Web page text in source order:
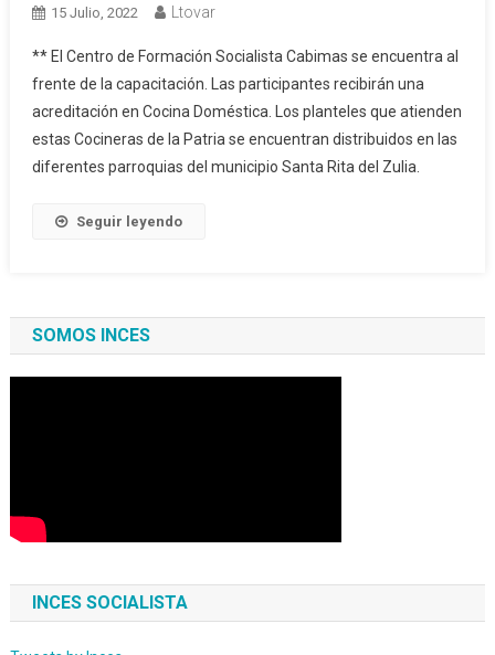
15 Julio, 2022 Ltovar
** El Centro de Formación Socialista Cabimas se encuentra al
frente de la capacitación. Las participantes recibirán una
acreditación en Cocina Doméstica. Los planteles que atienden
estas Cocineras de la Patria se encuentran distribuidos en las
diferentes parroquias del municipio Santa Rita del Zulia.
Seguir leyendo
SOMOS INCES
INCES SOCIALISTA